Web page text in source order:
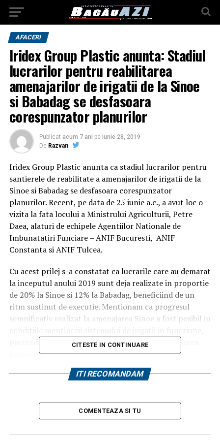
AFACERI
Iridex Group Plastic anunta: Stadiul
lucrarilor pentru reabilitarea
amenajarilor de irigatii de la Sinoe
si Babadag se desfasoara
corespunzator planurilor
Publicat acum 7 ani pe iunie 28, 2019
De Razvan
Iridex Group Plastic anunta ca stadiul lucrarilor pentru
santierele de reabilitate a amenajarilor de irigatii de la
Sinoe si Babadag se desfasoara corespunzator
planurilor. Recent, pe data de 25 iunie a.c., a avut loc o
vizita la fata locului a Ministrului Agriculturii, Petre
Daea, alaturi de echipele Agentiilor Nationale de
Imbunatatiri Funciare – ANIF Bucuresti, ANIF
Constanta si ANIF Tulcea.
Cu acest prilej s-a constatat ca lucrarile care au demarat
la inceputul anului 2019 sunt deja realizate in proportie
de 20% la Sinoe si 12% la Babadag, beneficiind de un
ritm sustinut de executie. Mentionam ca progresul
semnificativ realizat la amenajarea Sinoe a fost posibil in
particularitate care se va respecta pana la finalizarea
lucrarilor.
Daca avem in vedere mentinerea ritmului de finantare a
Cele doua contracte de reabilitare insumeaza o valoare
de circa 70 de milioane de lei si sunt realizate de
asocierea dintre companiile Acvatot si Iridex Group
CITESTE IN CONTINUARE
ITI RECOMANDAM
COMENTEAZA SI TU